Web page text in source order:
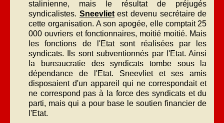
stalinienne, mais le résultat de préjugés
syndicalistes. Sneevlietest devenu secrétaire de
cette organisation. A son apogée, elle comptait 25
000 ouvriers et fonctionnaires, moitié moitié. Mais
les fonctions de l'Etat sont réalisées par les
syndicats. Ils sont subventionnés par l'Etat. Ainsi
la bureaucratie des syndicats tombe sous la
dépendance de l'Etat. Sneevliet et ses amis
disposaient d'un appareil qui ne correspondait et
ne correspond pas à la force des syndicats et du
parti, mais qui a pour base le soutien financier de
l'Etat.